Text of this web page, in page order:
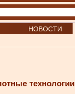
НОВОСТИ
технологии